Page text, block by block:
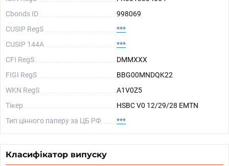
Cbonds ID
998069
CUSIP RegS
***
CUSIP 144A
***
CFI RegS
DMMXXX
FIGI RegS
BBG00MNDQK22
WKN RegS
A1V0Z5
Тікер
HSBC V0 12/29/28 EMTN
Тип цінного паперу за ЦБ РФ
***
Класифікатор випуску